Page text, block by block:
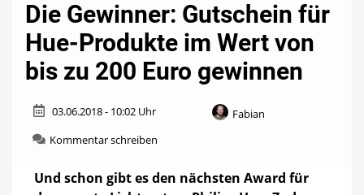
Die Gewinner: Gutschein für
Hue-Produkte im Wert von
bis zu 200 Euro gewinnen
03.06.2018 - 10:02 Uhr
Fabian
Kommentar schreiben
Gewinner:
Gutschein
Und schon gibt es den nächsten Award für